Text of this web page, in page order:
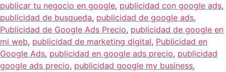
publicar tu negocio en google, publicidad con google ads,
publicidad de busqueda, publicidad de google ads,
Publicidad de Google Ads Precio, publicidad de google en
mi web, publicidad de marketing digital, Publicidad en
Google Ads, publicidad en google ads precio, publicidad
google ads precio, publicidad google my business,